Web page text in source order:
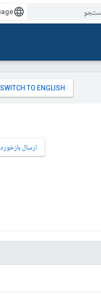
ارسال بازخورد